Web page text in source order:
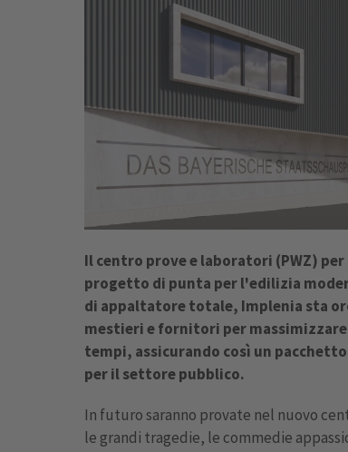
Il centro prove e laboratori (PWZ)
progetto di punta per l'edilizia
di appaltatore totale, Implenia sta
mestieri e fornitori per
tempi, assicurando così un
per il settore pubblico.
In futuro saranno provate nel nuovo
le grandi tragedie, le commedie